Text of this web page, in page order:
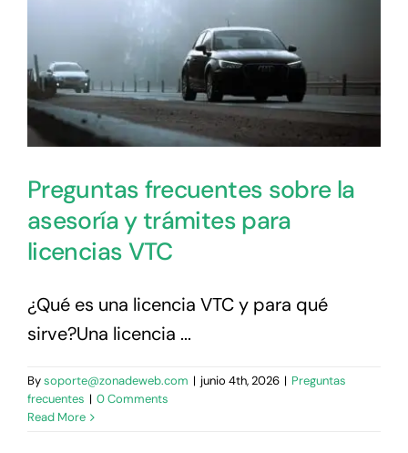
Preguntas frecuentes sobre la
asesoría y trámites para
licencias VTC
¿Qué es una licencia VTC y para qué
sirve?Una licencia ...
Bysoporte@zonadeweb.com | junio 4th, 2026 | Preguntas
frecuentes | 0 Comments
Read More